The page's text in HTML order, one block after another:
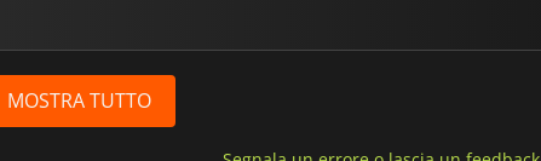
MOSTRA TUTTO